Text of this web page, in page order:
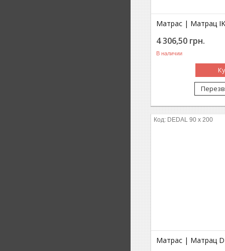
Матрас | Матрац
4 306,50 грн.
В наличии
DEDAL 90 x 200
Матрас | Матрац